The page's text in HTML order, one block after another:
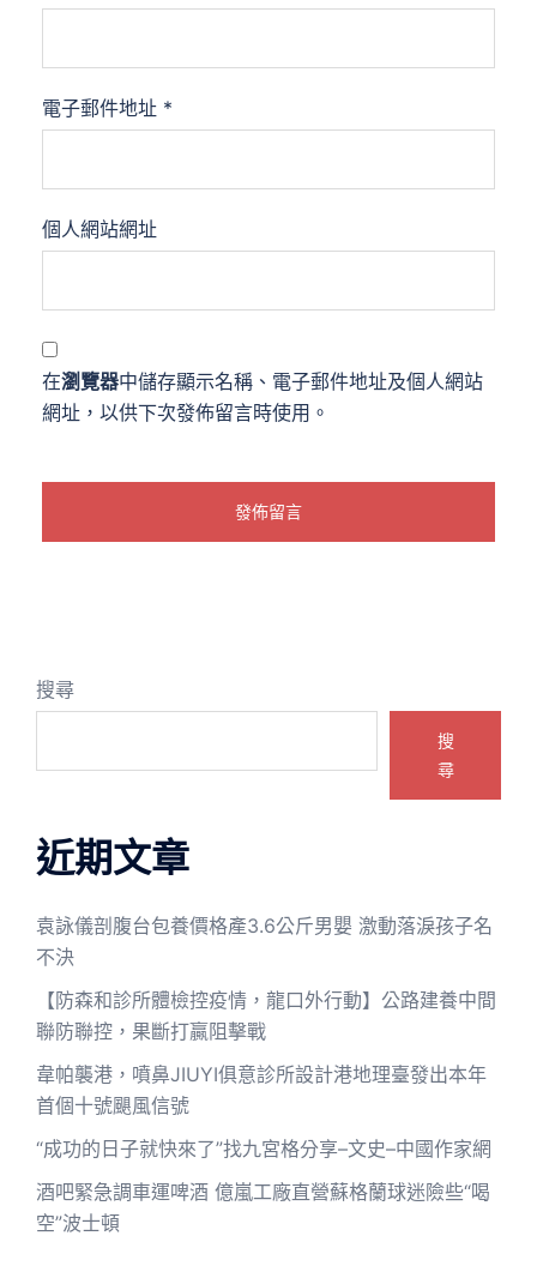
電子郵件地址 *
個人網站網址
在瀏覽器中儲存顯示名稱、電子郵件地址及個人網站
網址，以供下次發佈留言時使用。
搜尋
搜
尋
近期文章
袁詠儀剖腹台包養價格產3.6公斤男嬰 激動落淚孩子名
不決
【防森和診所體檢控疫情，龍口外行動】公路建養中間
聯防聯控，果斷打贏阻擊戰
韋帕襲港，噴鼻JIUYI俱意診所設計港地理臺發出本年
首個十號颶風信號
“成功的日子就快來了”找九宮格分享–文史–中國作家網
酒吧緊急調車運啤酒 億嵐工廠直營蘇格蘭球迷險些“喝
空”波士頓